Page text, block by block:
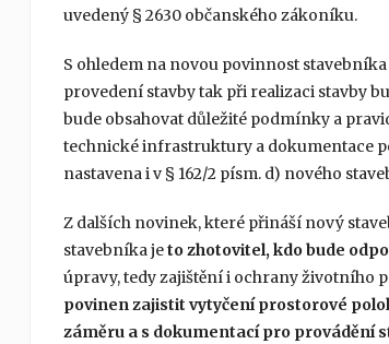
uvedený § 2630 občanského zákoníku.
S ohledem na novou povinnost
provedení stavby tak při realizaci stavby
bude obsahovat důležité podmínky a
technické infrastruktury a dokumentace
nastavena i v § 162/2 písm. d) nového
Z dalších novinek, které přináší nový
stavebníka jeto zhotovitel, kdo bude
úpravy, tedy zajištění i ochrany životního
povinen zajistit vytyčení prostorové
záměru a s dokumentací pro provádění